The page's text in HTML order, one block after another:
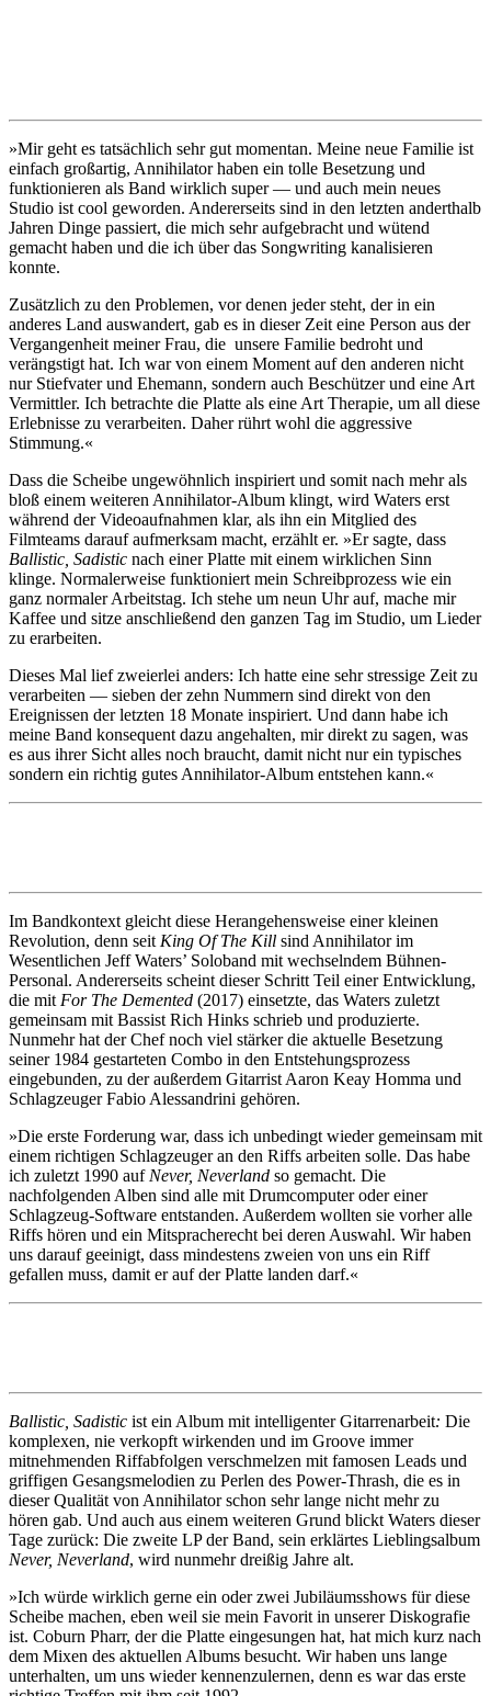
»Mir geht es tatsächlich sehr gut momentan. Meine neue Familie ist
einfach großartig, Annihilator haben ein tolle Besetzung und
funktionieren als Band wirklich super — und auch mein neues
Studio ist cool geworden. Andererseits sind in den letzten anderthalb
Jahren Dinge passiert, die mich sehr aufgebracht und wütend
gemacht haben und die ich über das Songwriting kanalisieren
konnte.
Zusätzlich zu den Problemen, vor denen jeder steht, der in ein
anderes Land auswandert, gab es in dieser Zeit eine Person aus der
Vergangenheit meiner Frau, die unsere Familie bedroht und
verängstigt hat. Ich war von einem Moment auf den anderen nicht
nur Stiefvater und Ehemann, sondern auch Beschützer und eine Art
Vermittler. Ich betrachte die Platte als eine Art Therapie, um all diese
Erlebnisse zu verarbeiten. Daher rührt wohl die aggressive
Stimmung.«
Dass die Scheibe ungewöhnlich inspiriert und somit nach mehr als
bloß einem weiteren Annihilator-Album klingt, wird Waters erst
während der Videoaufnahmen klar, als ihn ein Mitglied des
Filmteams darauf aufmerksam macht, erzählt er. »Er sagte, dass
Ballistic, Sadistic nach einer Platte mit einem wirklichen Sinn
klinge. Normalerweise funktioniert mein Schreibprozess wie ein
ganz normaler Arbeitstag. Ich stehe um neun Uhr auf, mache mir
Kaffee und sitze anschließend den ganzen Tag im Studio, um Lieder
zu erarbeiten.
Dieses Mal lief zweierlei anders: Ich hatte eine sehr stressige Zeit zu
verarbeiten — sieben der zehn Nummern sind direkt von den
Ereignissen der letzten 18 Monate inspiriert. Und dann habe ich
meine Band konsequent dazu angehalten, mir direkt zu sagen, was
es aus ihrer Sicht alles noch braucht, damit nicht nur ein typisches
sondern ein richtig gutes Annihilator-Album entstehen kann.«
Im Bandkontext gleicht diese Herangehensweise einer kleinen
Revolution, denn seit King Of The Kill sind Annihilator im
Wesentlichen Jeff Waters’ Soloband mit wechselndem Bühnen-
Personal. Andererseits scheint dieser Schritt Teil einer Entwicklung,
die mit For The Demented (2017) einsetzte, das Waters zuletzt
gemeinsam mit Bassist Rich Hinks schrieb und produzierte.
Nunmehr hat der Chef noch viel stärker die aktuelle Besetzung
seiner 1984 gestarteten Combo in den Entstehungsprozess
eingebunden, zu der außerdem Gitarrist Aaron Keay Homma und
Schlagzeuger Fabio Alessandrini gehören.
»Die erste Forderung war, dass ich unbedingt wieder gemeinsam mit
einem richtigen Schlagzeuger an den Riffs arbeiten solle. Das habe
ich zuletzt 1990 auf Never, Neverland so gemacht. Die
nachfolgenden Alben sind alle mit Drumcomputer oder einer
Schlagzeug-Software entstanden. Außerdem wollten sie vorher alle
Riffs hören und ein Mitspracherecht bei deren Auswahl. Wir haben
uns darauf geeinigt, dass mindestens zweien von uns ein Riff
gefallen muss, damit er auf der Platte landen darf.«
Ballistic, Sadistic ist ein Album mit intelligenter Gitarrenarbeit: Die
komplexen, nie verkopft wirkenden und im Groove immer
mitnehmenden Riffabfolgen verschmelzen mit famosen Leads und
griffigen Gesangsmelodien zu Perlen des Power-Thrash, die es in
dieser Qualität von Annihilator schon sehr lange nicht mehr zu
hören gab. Und auch aus einem weiteren Grund blickt Waters dieser
Tage zurück: Die zweite LP der Band, sein erklärtes Lieblingsalbum
Never, Neverland, wird nunmehr dreißig Jahre alt.
»Ich würde wirklich gerne ein oder zwei Jubiläumsshows für diese
Scheibe machen, eben weil sie mein Favorit in unserer Diskografie
ist. Coburn Pharr, der die Platte eingesungen hat, hat mich kurz nach
dem Mixen des aktuellen Albums besucht. Wir haben uns lange
unterhalten, um uns wieder kennenzulernen, denn es war das erste